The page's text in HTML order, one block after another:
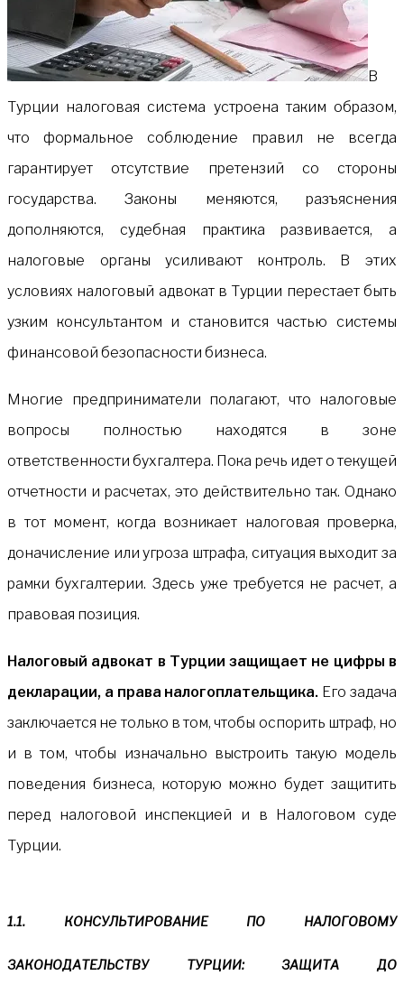
В
Турции налоговая система устроена таким образом,
что формальное соблюдение правил не всегда
гарантирует отсутствие претензий со стороны
государства. Законы меняются, разъяснения
дополняются, судебная практика развивается, а
налоговые органы усиливают контроль. В этих
условиях налоговый адвокат в Турции перестает быть
узким консультантом и становится частью системы
финансовой безопасности бизнеса.
Многие предприниматели полагают, что налоговые
вопросы полностью находятся в зоне
ответственности бухгалтера. Пока речь идет о текущей
отчетности и расчетах, это действительно так. Однако
в тот момент, когда возникает налоговая проверка,
доначисление или угроза штрафа, ситуация выходит за
рамки бухгалтерии. Здесь уже требуется не расчет, а
правовая позиция.
Налоговый адвокат в Турции защищает не цифры в
декларации, а права налогоплательщика. Его задача
заключается не только в том, чтобы оспорить штраф, но
и в том, чтобы изначально выстроить такую модель
поведения бизнеса, которую можно будет защитить
перед налоговой инспекцией и в Налоговом суде
Турции.
1.1. КОНСУЛЬТИРОВАНИЕ ПО НАЛОГОВОМУ
ЗАКОНОДАТЕЛЬСТВУ ТУРЦИИ: ЗАЩИТА ДО